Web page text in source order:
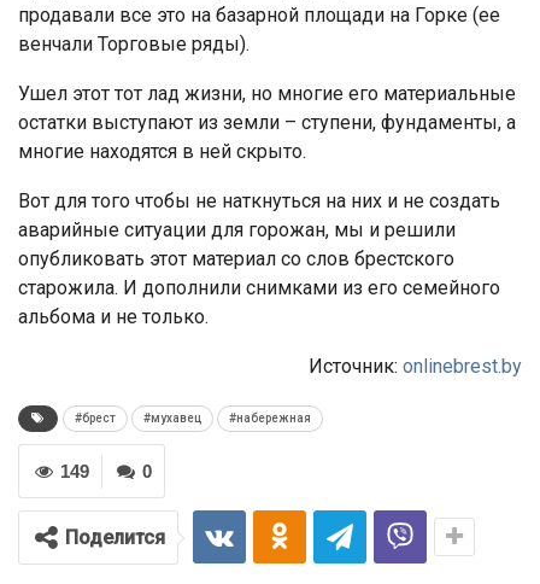
продавали все это на базарной площади на Горке (ее
венчали Торговые ряды).
Ушел этот тот лад жизни, но многие его материальные
остатки выступают из земли – ступени, фундаменты, а
многие находятся в ней скрыто.
Вот для того чтобы не наткнуться на них и не создать
аварийные ситуации для горожан, мы и решили
опубликовать этот материал со слов брестского
старожила. И дополнили снимками из его семейного
альбома и не только.
Источник: onlinebrest.by
#брест #мухавец #набережная
0
149
Поделится